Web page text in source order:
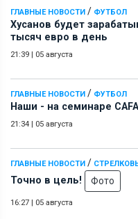
ГЛАВНЫЕ НОВОСТИ / ФУТБОЛ
Хусанов будет
тысяч евро в день
21:39 | 05 августа
ГЛАВНЫЕ НОВОСТИ / ФУТБОЛ
Наши - на семинаре СAFA
21:34 | 05 августа
ГЛАВНЫЕ НОВОСТИ /
Точно в цель! Фото
16:27 | 05 августа